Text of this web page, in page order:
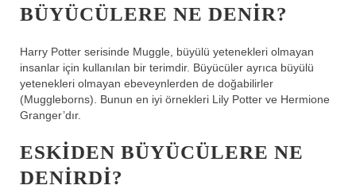
BÜYÜCÜLERE NE DENIR?
Harry Potter serisinde Muggle, büyülü yetenekleri olmayan
insanlar için kullanılan bir terimdir. Büyücüler ayrıca büyülü
yetenekleri olmayan ebeveynlerden de doğabilirler
(Muggleborns). Bunun en iyi örnekleri Lily Potter ve Hermione
Granger’dır.
ESKIDEN BÜYÜCÜLERE NE
DENIRDI?